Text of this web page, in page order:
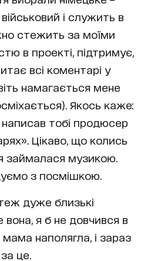
військовий і служить в
стежить за моїми
в проекті, підтримує,
всі коментарі у
намагається мене
Якось каже:
тобі продюсер
Цікаво, що колись
займалася музикою.
з посмішкою.
дуже близькі
вона, я б не довчився в
мама наполягла, і зараз
це.